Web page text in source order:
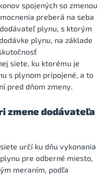
spojených so zmenou
preberá na seba
plynu, s ktorým
plynu, na základe
siete, ku ktorému je
s plynom pripojené, a to
pred dňom zmeny.
zmene dodávateľa
určí ku dňu vykonania
pre odberné miesto,
meraním, podľa